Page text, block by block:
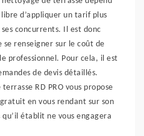
d’appliquer un tarif plus
concurrents. Il est donc
se renseigner sur le coût de
professionnel. Pour cela, il est
de devis détaillés.
RD PRO vous propose
en vous rendant sur son
établit ne vous engagera